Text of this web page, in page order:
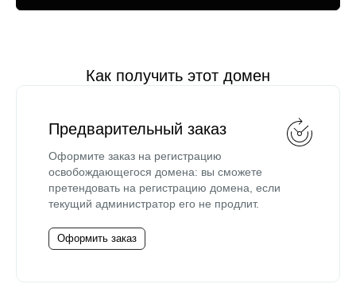
Как получить этот домен
Предварительный заказ
Оформите заказ на регистрацию
освобождающегося домена: вы сможете
претендовать на регистрацию домена, если
текущий администратор его не продлит.
Оформить заказ